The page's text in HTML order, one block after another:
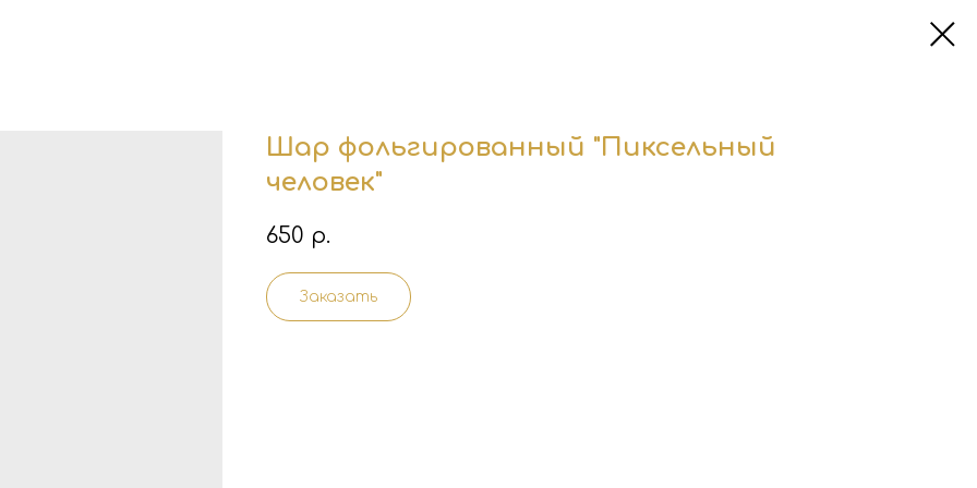
Шар фольгированный "Пиксельный
человек"
650 р.
Заказать